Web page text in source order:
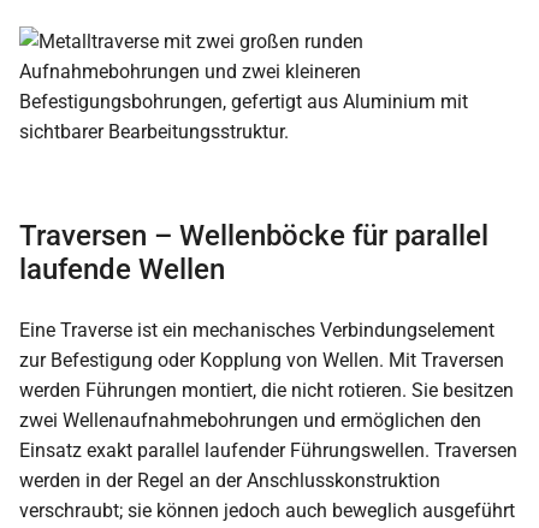
Traversen – Wellenböcke für parallel
laufende Wellen
Eine Traverse ist ein mechanisches Verbindungselement
zur Befestigung oder Kopplung von Wellen. Mit Traversen
werden Führungen montiert, die nicht rotieren. Sie besitzen
zwei Wellenaufnahmebohrungen und ermöglichen den
Einsatz exakt parallel laufender Führungswellen. Traversen
werden in der Regel an der Anschlusskonstruktion
verschraubt; sie können jedoch auch beweglich ausgeführt